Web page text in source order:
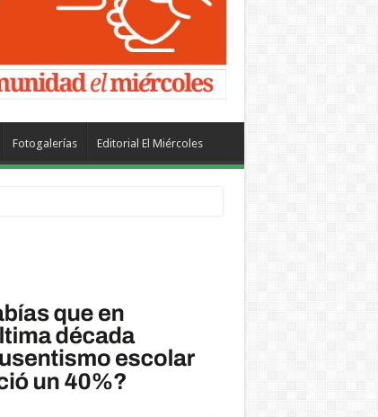
Fotogalerías Editorial El Miércoles